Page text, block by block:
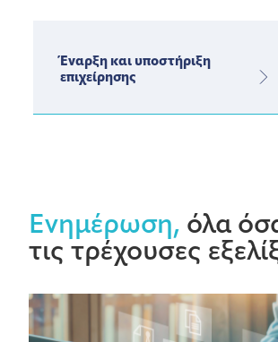
Έναρξη και υποστήριξη
επιχείρησης
Ενημέρωση, όλα
τις τρέχουσες